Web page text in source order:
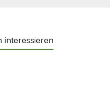
interessieren